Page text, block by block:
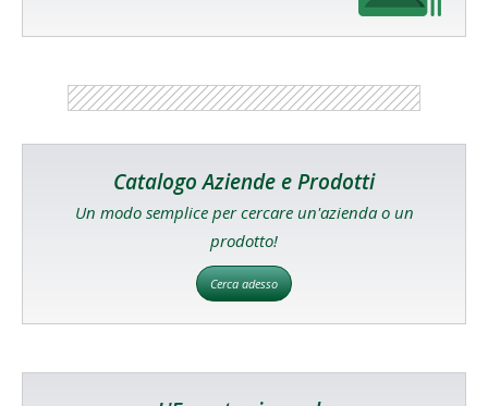
Catalogo Aziende e Prodotti
Un modo semplice per cercare un'azienda o un
prodotto!
Cerca adesso